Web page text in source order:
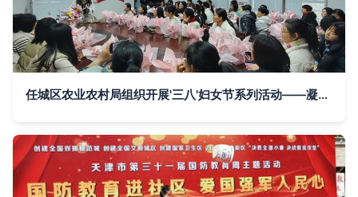
任城区农业农村局组织开展'三八'妇女节系列活动——凝聚巾帼力量，共促文化传承